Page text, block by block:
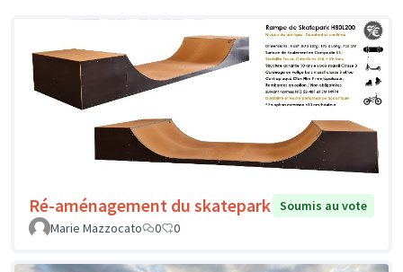
Ré-aménagement du skatepark Soumis au vote
Marie Mazzocato
0 0